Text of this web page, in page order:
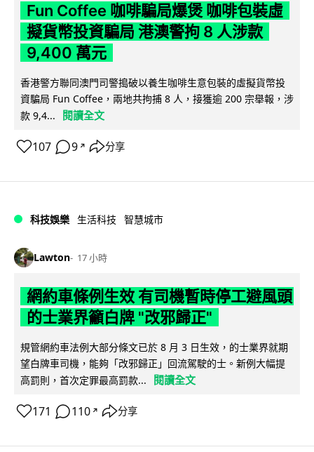
Fun Coffee 咖啡騙局爆煲 咖啡包裝虛
擬貨幣投資騙局 港澳警拘 8 人涉款
9,400 萬元
香港警方聯同澳門司警搗破以養生咖啡生意包裝的虛擬貨幣投
資騙局 Fun Coffee，兩地共拘捕 8 人，接獲逾 200 宗舉報，涉
款 9,4...
閱讀全文
107 9 ↗ 分享
科技娛樂 生活科技 智慧城市
Lawton 17 小時
網約車條例生效 有司機暫時停工避風頭
的士業界籲白牌 "改邪歸正"
規管網約車法例大部分條文已於 8 月 3 日生效，的士業界就期
望白牌車司機，能夠「改邪歸正」回流駕駛的士。新例大幅提
高罰則，首次定罪最高罰款...
閱讀全文
171 110 ↗ 分享